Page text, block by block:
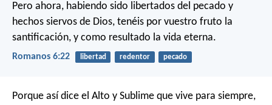
Pero ahora, habiendo sido libertados del pecado y
hechos siervos de Dios, tenéis por vuestro fruto la
santificación, y como resultado la vida eterna.
Romanos 6:22 libertad redentor pecado
Porque así dice el Alto y Sublime que vive para siempre,